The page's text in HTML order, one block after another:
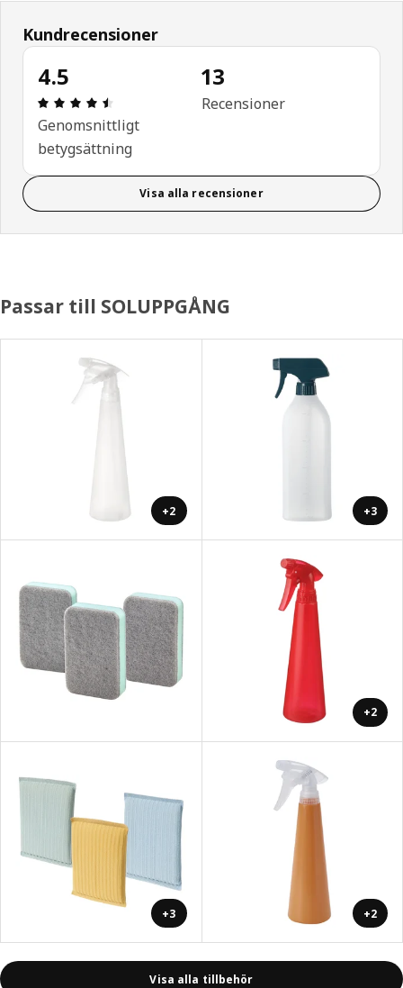
Kundrecensioner
4.5
Recension: 4.5 utav 5 stjärnor. Totalt antal
Genomsnittligt
betygsättning
13
Recensioner
Visa alla recensioner
Passar till SOLUPPGÅNG
+2 +3
+2
+3 +2
Visa alla tillbehör